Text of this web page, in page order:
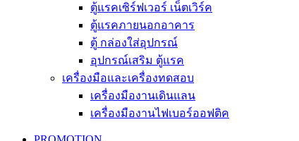
ตู้แรคเซิร์ฟเวอร์ เน็ตเวิร์ค
ตู้แรคภายนอกอาคาร
ตู้ กล่องใส่อุปกรณ์
อุปกรณ์เสริม ตู้แรค
เครื่องมือและเครื่องทดสอบ
เครื่องมืองานเดินแลน
เครื่องมืองานไฟเบอร์ออฟติค